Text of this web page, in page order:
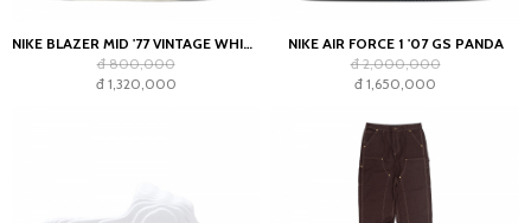
NIKE BLAZER MID '77 VINTAGE WHITE BLACK
đ 800,000
đ 1,320,000
NIKE AIR FORCE 1 '07 GS PANDA
đ 2,000,000
đ 1,650,000